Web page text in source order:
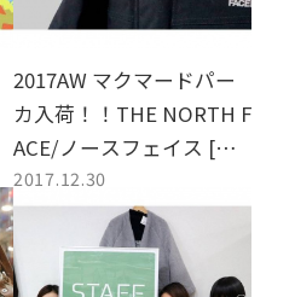
2017AW マクマードパー
カ入荷！！THE NORTH F
ACE/ノースフェイス [古
着買取 トレファクスタ
イル千歳船橋店]
2017.12.30